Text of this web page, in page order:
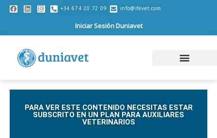
+34 674 20 72 09 info@ifevet.com
Iniciar Sesión Duniavet
PARA VER ESTE CONTENIDO NECESITAS ESTAR
SUBSCRITO EN UN PLAN PARA AUXILIARES
VETERINARIOS